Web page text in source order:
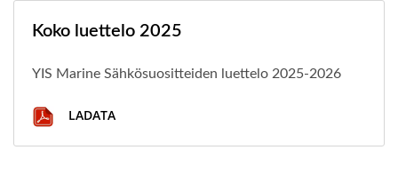
Koko luettelo 2025
YIS Marine Sähkösuositteiden luettelo 2025-2026
LADATA